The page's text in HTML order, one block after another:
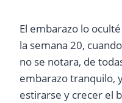
El embarazo lo
la semana 20,
no se notara, de
embarazo tranquilo,
estirarse y crecer el